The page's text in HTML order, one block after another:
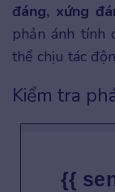
đáng, xứng
phản ánh tính
thể chịu tác
Kiểm tra
{{